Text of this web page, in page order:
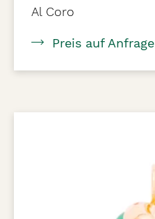
Al Coro
Preis auf Anfrage